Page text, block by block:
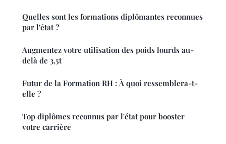
Quelles sont les formations diplômantes reconnues
par l'état ?
Augmentez votre utilisation des poids lourds au-
delà de 3,5t
Futur de la Formation RH : À quoi ressemblera-t-
elle ?
Top diplômes reconnus par l'état pour booster
votre carrière